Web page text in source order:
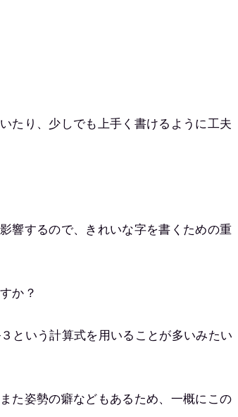
たり、少しでも上手く書けるように工夫
響するので、きれいな字を書くための重
か？
という計算式を用いることが多いみたい
た姿勢の癖などもあるため、一概にこの